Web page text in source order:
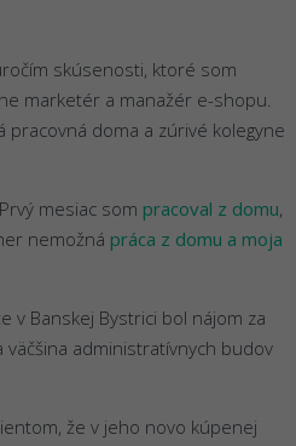
skúsenosti, ktoré som
marketér a manažér e-shopu.
doma a zúrivé kolegyne
mesiac som pracoval z domu,
nemožná práca z domu a moja
v Banskej Bystrici bol nájom za
administratívnych budov
že v jeho novo kúpenej